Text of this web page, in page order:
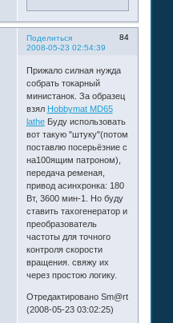
Поделиться
84
2008-05-23 02:54:39
Прижало силная нужда
собрать токарный
министанок. За образец
взял Hobbymat MD65
latheБуду использовать
вот такую "штуку"(потом
поставлю посерьёзние с
на100ящим патроном),
передача ременая,
привод асинхронка: 180
Вт, 3600 мин-1. Но буду
ставить тахогенератор и
преобразователь
частоты для точного
контроля скорости
вращения. свяжу их
через простою логику.
Отредактировано Sm@rt
(2008-05-23 03:02:25)